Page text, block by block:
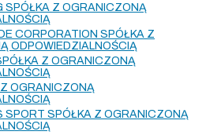
SPÓŁKA Z OGRANICZONĄ
CORPORATION SPÓŁKA Z
ODPOWIEDZIALNOŚCIĄ
Z OGRANICZONĄ
Z OGRANICZONĄ
SPORT SPÓŁKA Z OGRANICZONĄ